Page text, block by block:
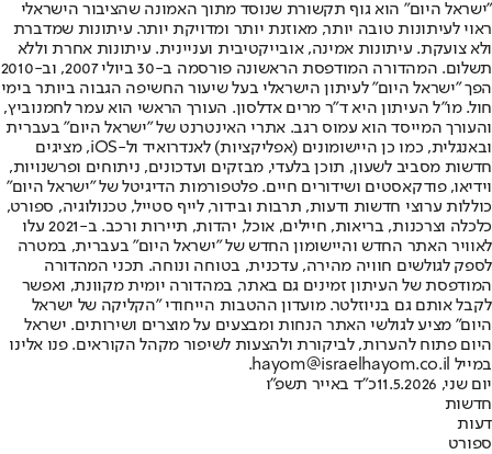
"ישראל היום" הוא גוף תקשורת שנוסד מתוך האמונה שהציבור הישראלי
ראוי לעיתונות טובה יותר, מאוזנת יותר ומדויקת יותר. עיתונות שמדברת
ולא צועקת. עיתונות אמינה, אובייקטיבית ועניינית. עיתונות אחרת וללא
תשלום. המהדורה המודפסת הראשונה פורסמה ב-30 ביולי 2007, וב-2010
הפך "ישראל היום" לעיתון הישראלי בעל שיעור החשיפה הגבוה ביותר בימי
חול. מו"ל העיתון היא ד"ר מרים אדלסון. העורך הראשי הוא עמר לחמנוביץ,
והעורך המייסד הוא עמוס רגב. אתרי האינטרנט של "ישראל היום" בעברית
ובאנגלית, כמו כן היישומונים (אפליקציות) לאנדרואיד ול-iOS, מציגים
חדשות מסביב לשעון, תוכן בלעדי, מבזקים ועדכונים, ניתוחים ופרשנויות,
וידיאו, פודקאסטים ושידורים חיים. פלטפורמות הדיגיטל של "ישראל היום"
כוללות ערוצי חדשות ודעות, תרבות ובידור, לייף סטייל, טכנולוגיה, ספורט,
כלכלה וצרכנות, בריאות, חיילים, אוכל, יהדות, תיירות ורכב. ב-2021 עלו
לאוויר האתר החדש והיישומון החדש של "ישראל היום" בעברית, במטרה
לספק לגולשים חוויה מהירה, עדכנית, בטוחה ונוחה. תכני המהדורה
המודפסת של העיתון זמינים גם באתר, במהדורה יומית מקוונת, ואפשר
לקבל אותם גם בניוזלטר. מועדון ההטבות הייחודי "הקליקה של ישראל
היום" מציע לגולשי האתר הנחות ומבצעים על מוצרים ושירותים. ישראל
היום פתוח להערות, לביקורת ולהצעות לשיפור מקהל הקוראים. פנו אלינו
במייל hayom@israelhayom.co.il.
יום שני, 11.5.2026
כ"ד באייר תשפ"ו
חדשות
דעות
ספורט